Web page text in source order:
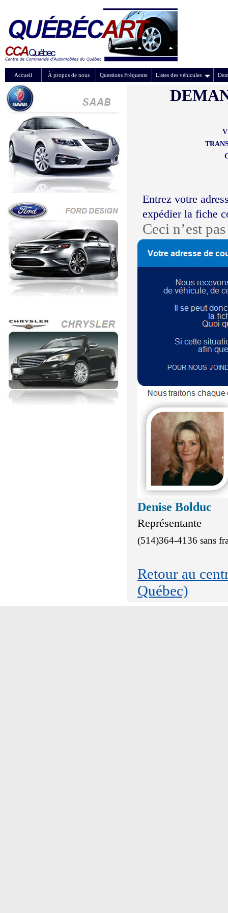
Accueil À propos de nous Questions Fréquente Listes des véhicules
Entrez votre
expédier la fiche
Ceci n’est
Denise Bolduc
Représentante
(514)364-4136 sans
Retour au
Québec)